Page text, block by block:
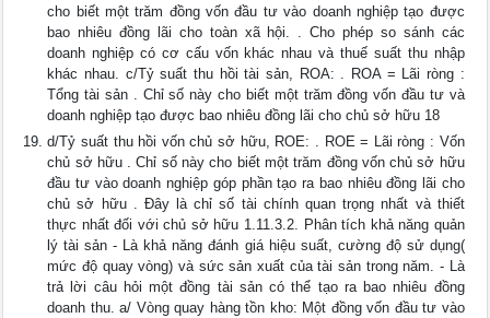
cho biết một trăm đồng vốn đầu tư vào doanh nghiệp tạo được
bao nhiêu đồng lãi cho toàn xã hội. . Cho phép so sánh các
doanh nghiệp có cơ cấu vốn khác nhau và thuế suất thu nhập
khác nhau. c/Tỷ suất thu hồi tài sản, ROA: . ROA = Lãi ròng :
Tổng tài sản . Chỉ số này cho biết một trăm đồng vốn đầu tư và
doanh nghiệp tạo được bao nhiêu đồng lãi cho chủ sở hữu 18
d/Tỷ suất thu hồi vốn chủ sở hữu, ROE: . ROE = Lãi ròng : Vốn
chủ sở hữu . Chỉ số này cho biết một trăm đồng vốn chủ sở hữu
đầu tư vào doanh nghiệp góp phần tạo ra bao nhiêu đồng lãi cho
chủ sở hữu . Đây là chỉ số tài chính quan trọng nhất và thiết
thực nhất đối với chủ sở hữu 1.11.3.2. Phân tích khả năng quản
lý tài sản - Là khả năng đánh giá hiệu suất, cường độ sử dụng(
mức độ quay vòng) và sức sản xuất của tài sản trong năm. - Là
trả lời câu hỏi một đồng tài sản có thể tạo ra bao nhiêu đồng
doanh thu. a/ Vòng quay hàng tồn kho: Một đồng vốn đầu tư vào